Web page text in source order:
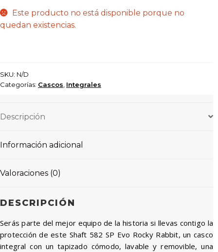
Este producto no está disponible porque no
quedan existencias.
SKU: N/D
Categorías: Cascos Integrales
Descripción
Información adicional
Valoraciones (0)
DESCRIPCIÓN
Serás parte del mejor equipo de la historia si llevas contigo la
protección de este Shaft 582 SP Evo Rocky Rabbit, un casco
integral con un tapizado cómodo, lavable y removible, una